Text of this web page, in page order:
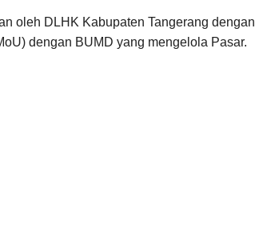
oleh DLHK Kabupaten Tangerang dengan
dengan BUMD yang mengelola Pasar.